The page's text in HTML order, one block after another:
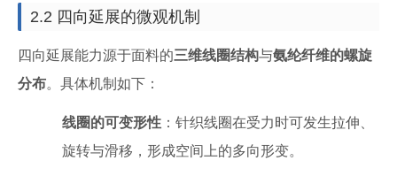
2.2 四向延展的微观机制
四向延展能力源于面料的三维线圈结构与氨纶纤维的螺旋
分布。具体机制如下：
线圈的可变形性 ：针织线圈在受力时可发生拉伸、
旋转与滑移，形成空间上的多向形变。